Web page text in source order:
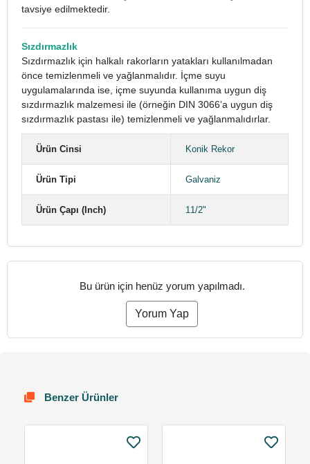
tavsiye edilmektedir.
Sızdırmazlık
Sızdırmazlık için halkalı rakorların yatakları kullanılmadan
önce temizlenmeli ve yağlanmalıdır. İçme suyu
uygulamalarında ise, içme suyunda kullanıma uygun diş
sızdırmazlık malzemesi ile (örneğin DIN 3066’a uygun diş
sızdırmazlık pastası ile) temizlenmeli ve yağlanmalıdırlar.
Ürün Cinsi Konik Rekor
Ürün Tipi Galvaniz
Ürün Çapı (Inch) 11/2"
Bu ürün için henüz yorum yapılmadı.
Yorum Yap
Benzer Ürünler